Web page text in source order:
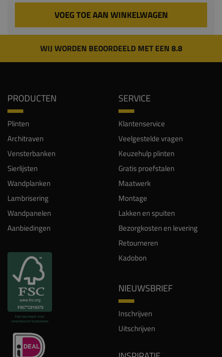
VOEG TOE AAN WINKELWAGEN
WIJ WORDEN BEOORDEELD MET EEN 8.8
PRODUCTEN
Plinten
Architraven
Vensterbanken
Sierlijsten
Wandplanken
Lambrisering
Wandpanelen
Aanbiedingen
SERVICE
Klantenservice
Veelgestelde vragen
Keuzehulp plinten
Gratis proefstalen
Maatwerk
Montage
Lakken en spuiten
Bezorgkosten en levering
Retourneren
Kadobon
NIEUWSBRIEF
Inschrijven
Uitschrijven